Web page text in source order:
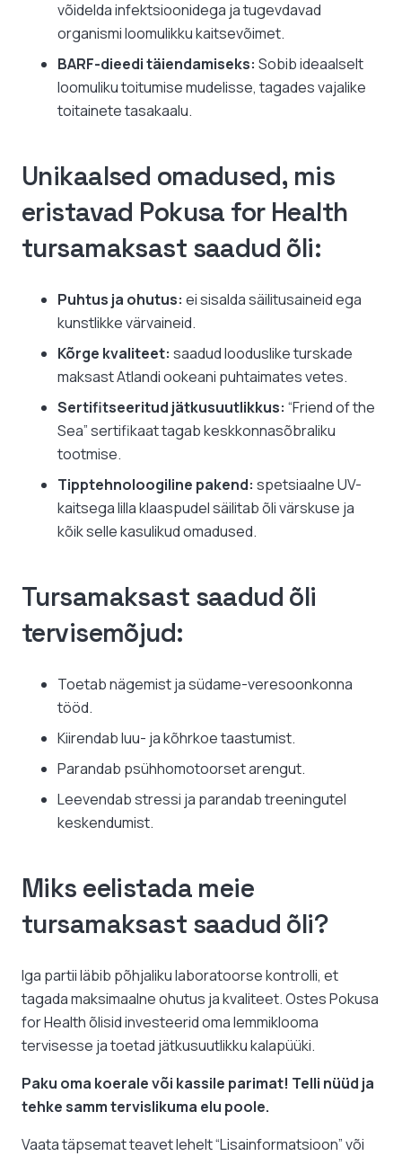
võidelda infektsioonidega ja tugevdavad
organismi loomulikku kaitsevõimet.
BARF-dieedi täiendamiseks: Sobib ideaalselt
loomuliku toitumise mudelisse, tagades vajalike
toitainete tasakaalu.
Unikaalsed omadused, mis
eristavad Pokusa for Health
tursamaksast saadud õli:
Puhtus ja ohutus: ei sisalda säilitusaineid ega
kunstlikke värvaineid.
Kõrge kvaliteet: saadud looduslike turskade
maksast Atlandi ookeani puhtaimates vetes.
Sertifitseeritud jätkusuutlikkus: “Friend of the
Sea” sertifikaat tagab keskkonnasõbraliku
tootmise.
Tipptehnoloogiline pakend: spetsiaalne UV-
kaitsega lilla klaaspudel säilitab õli värskuse ja
kõik selle kasulikud omadused.
Tursamaksast saadud õli
tervisemõjud:
Toetab nägemist ja südame-veresoonkonna
tööd.
Kiirendab luu- ja kõhrkoe taastumist.
Parandab psühhomotoorset arengut.
Leevendab stressi ja parandab treeningutel
keskendumist.
Miks eelistada meie
tursamaksast saadud õli?
Iga partii läbib põhjaliku laboratoorse kontrolli, et
tagada maksimaalne ohutus ja kvaliteet. Ostes Pokusa
for Health õlisid investeerid oma lemmiklooma
tervisesse ja toetad jätkusuutlikku kalapüüki.
Paku oma koerale või kassile parimat! Telli nüüd ja
tehke samm tervislikuma elu poole.
Vaata täpsemat teavet lehelt “Lisainformatsioon” või